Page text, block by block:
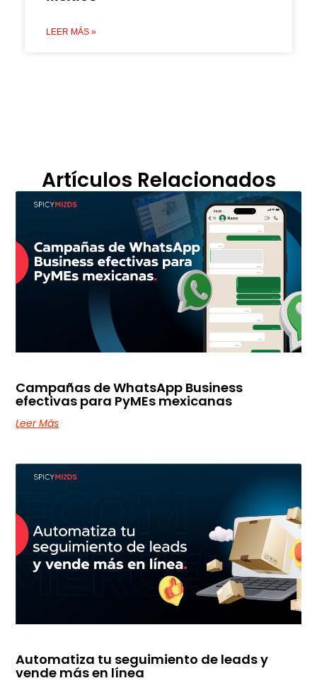
LEER MÁS »
Artículos Relacionados
Campañas de WhatsApp Business
efectivas para PyMEs mexicanas
Leer Más
Automatiza tu seguimiento de leads y
vende más en línea